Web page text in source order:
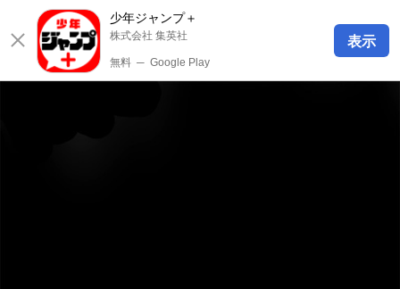
少年ジャンプ＋
株式会社 集英社
無料 ─ Google Play
表示